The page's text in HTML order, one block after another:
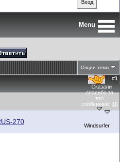
Menu
Опции темы
#1
Сказали
спасибо за
это
сообщение: 16
270 Windsurfer